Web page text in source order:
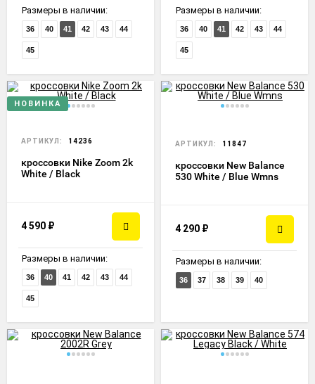
Размеры в наличии:
36 40 41 42 43 44
45
Размеры в наличии:
36 40 41 42 43 44
45
НОВИНКА
АРТИКУЛ: 14236
кроссовки Nike Zoom 2k
White / Black
4 590 ₽
Размеры в наличии:
36 40 41 42 43 44
45
АРТИКУЛ: 11847
кроссовки New Balance
530 White / Blue Wmns
4 290 ₽
Размеры в наличии:
36 37 38 39 40